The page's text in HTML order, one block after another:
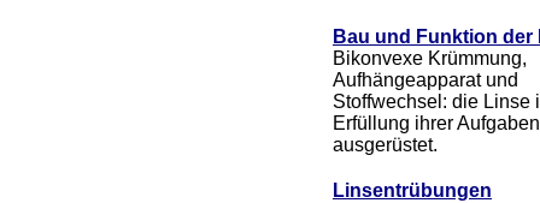
Bau und Funktion der
Bikonvexe Krümmung,
Aufhängeapparat und
Stoffwechsel: die Linse
Erfüllung ihrer
ausgerüstet.
Linsentrübungen